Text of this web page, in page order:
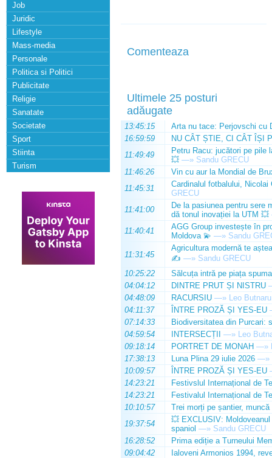
Job
Juridic
Lifestyle
Mass-media
Personale
Politica si Politici
Publicitate
Religie
Sanatate
Societate
Sport
Stiinta
Turism
Comenteaza
Ultimele 25 posturi
adăugate
13:45:15
Arta nu tace: Perjovschi cu
16:59:59
NU CÂT ȘTIE, CI CÂT ÎȘI
11:49:49
Petru Racu: jucători pe pile
💥 —» Sandu GRECU
11:46:26
Vin cu aur la Mondial de
11:45:31
Cardinalul fotbalului,
GRECU
11:41:00
De la pasiunea pentru sere
dă tonul inovației la UTM 💥
11:40:41
AGG Group investește în
Moldova 💫 —» Sandu
11:31:45
Agricultura modernă te
✍️ —» Sandu GRECU
10:25:22
Sălcuța intră pe piața
04:04:12
DINTRE PRUT ȘI NISTRU
04:48:09
RACURSIU —» Leo Butnaru
04:11:37
ÎNTRE PROZĂ ȘI YES-EU
07:14:33
Biodiversitatea din Purcari:
04:59:54
INTERSECȚII —» Leo
09:18:14
PORTRET DE MONAH —»
17:38:13
Luna Plina 29 iulie 2026 —»
10:09:57
ÎNTRE PROZĂ ȘI YES-EU
14:23:21
Festivslul Internațional de
14:23:21
Festivalul Internațional de
10:10:57
Trei morți pe șantier, muncă
19:37:54
💥 EXCLUSIV:
spaniol —» Sandu GRECU
16:28:52
Prima ediție a Turneului
09:04:42
Ialoveni Armonios 1994,